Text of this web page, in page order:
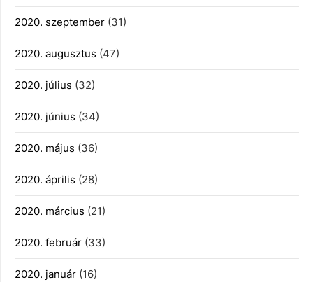
2020. szeptember (31)
2020. augusztus (47)
2020. július (32)
2020. június (34)
2020. május (36)
2020. április (28)
2020. március (21)
2020. február (33)
2020. január (16)